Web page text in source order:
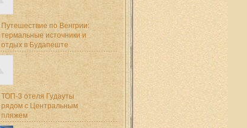
Путешествие по Венгрии:
термальные источники и
отдых в Будапеште
ТОП-3 отеля Гудауты
рядом с Центральным
пляжем